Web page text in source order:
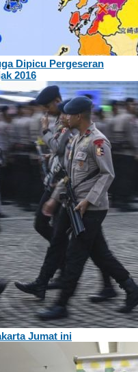
Dipicu Pergeseran
2016
Jumat ini